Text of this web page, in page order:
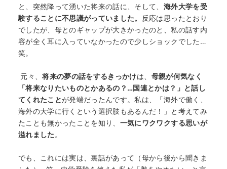
と、突然降って湧いた将来の話に、そして、 海外大学を受
験することに不思議がっていました。
反応は思ったとおり
でしたが、母とのギャップが大きかったのと、私の話す内
容が全く耳に入っていなかったので少しショックでした…
笑。
元々、将来の夢の話をするきっかけは、 母親が何気なく
「将来なりたいものとかあるの？…国連とかは？」と話し
てくれたことが発端だったんです。私は、「海外で働く、
海外の大学に行くという選択肢もあるんだ！」と考えてみ
たことも無かったことを知り、 一気にワクワクする思いが
溢れました 。
でも、これには実は、裏話があって（母から後から聞きま